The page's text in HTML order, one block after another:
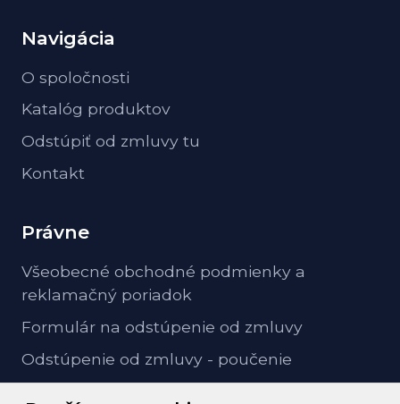
Navigácia
O spoločnosti
Katalóg produktov
Odstúpiť od zmluvy tu
Kontakt
Právne
Všeobecné obchodné podmienky a
reklamačný poriadok
Formulár na odstúpenie od zmluvy
Odstúpenie od zmluvy - poučenie